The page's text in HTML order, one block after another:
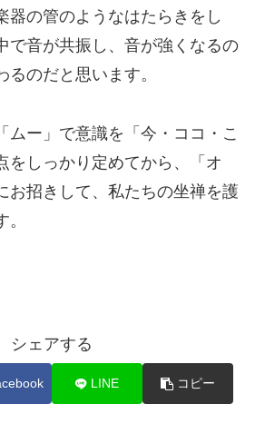
器の管のようなはたらきをし
で音が共振し、音が強くなるの
のだと思います。
ムー」で意識を「今・ココ・こ
をしっかり定めてから、「オ
お招きして、私たちの坐禅を護
。
シェアする
LINE コピー